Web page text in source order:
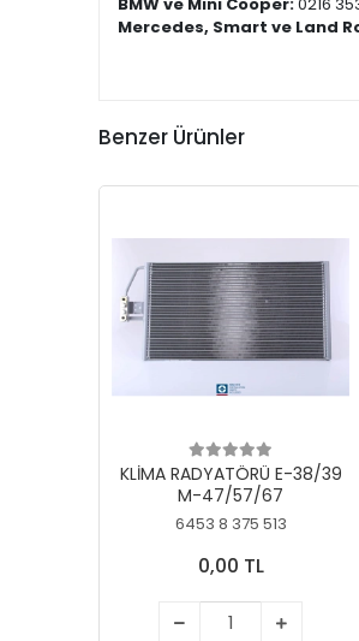
Mercedes, Smart ve Land
Benzer Ürünler
KLİMA RADYATÖRÜ E-38/39
M-47/57/67
6453 8 375 513
0,00 TL